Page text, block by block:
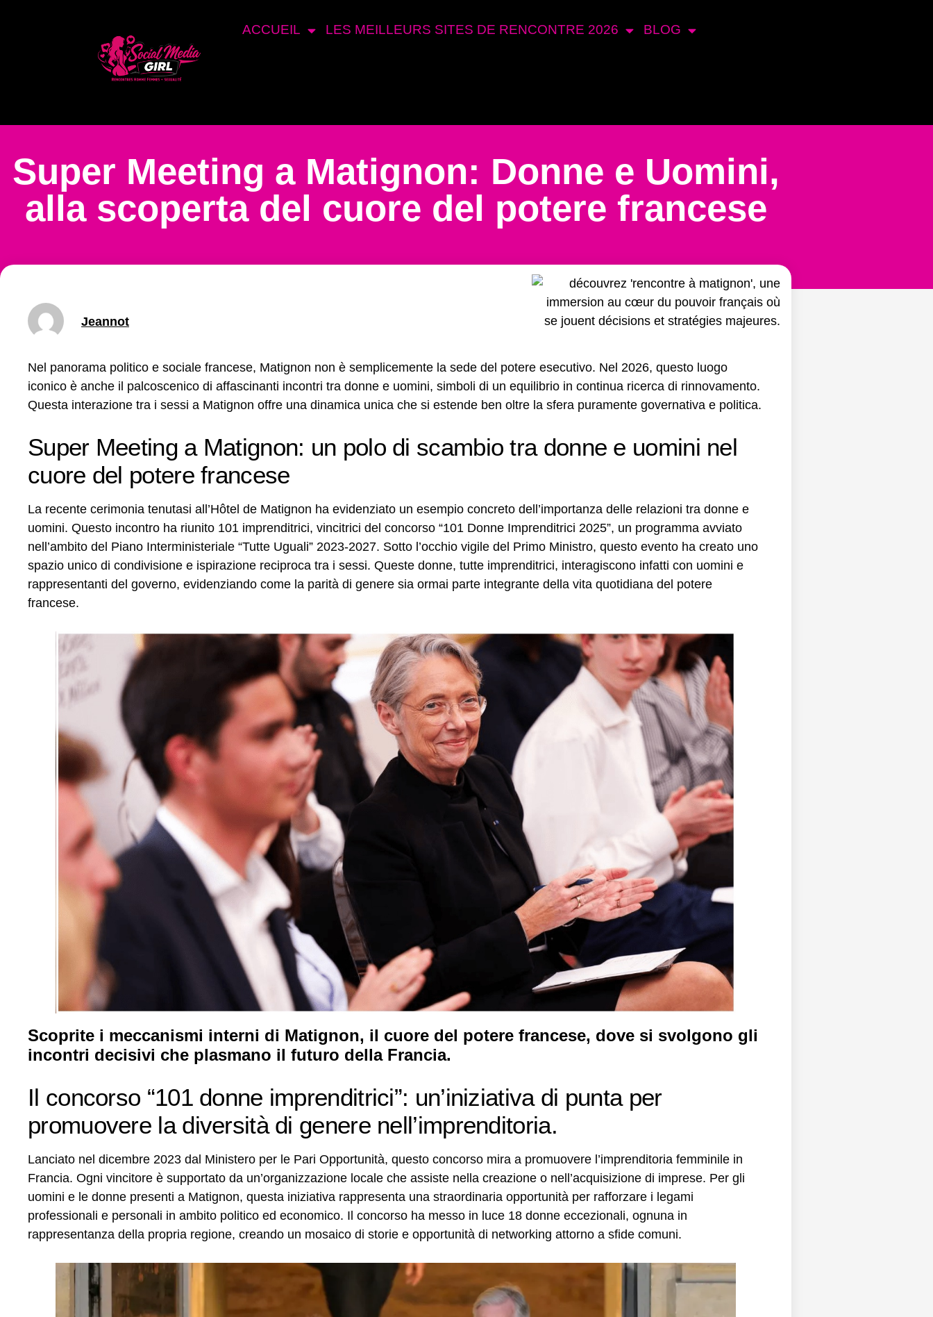
ACCUEIL LES MEILLEURS SITES DE RENCONTRE 2026 BLOG
Super Meeting a Matignon: Donne e Uomini,
alla scoperta del cuore del potere francese
Jeannot
Nel panorama politico e sociale francese, Matignon non è semplicemente la sede del potere esecutivo. Nel 2026, questo luogo
iconico è anche il palcoscenico di affascinanti incontri tra donne e uomini, simboli di un equilibrio in continua ricerca di rinnovamento.
Questa interazione tra i sessi a Matignon offre una dinamica unica che si estende ben oltre la sfera puramente governativa e politica.
Super Meeting a Matignon: un polo di scambio tra donne e uomini nel
cuore del potere francese
La recente cerimonia tenutasi all’Hôtel de Matignon ha evidenziato un esempio concreto dell’importanza delle relazioni tra donne e
uomini. Questo incontro ha riunito 101 imprenditrici, vincitrici del concorso “101 Donne Imprenditrici 2025”, un programma avviato
nell’ambito del Piano Interministeriale “Tutte Uguali” 2023-2027. Sotto l’occhio vigile del Primo Ministro, questo evento ha creato uno
spazio unico di condivisione e ispirazione reciproca tra i sessi. Queste donne, tutte imprenditrici, interagiscono infatti con uomini e
rappresentanti del governo, evidenziando come la parità di genere sia ormai parte integrante della vita quotidiana del potere
francese.
Scoprite i meccanismi interni di Matignon, il cuore del potere francese, dove si svolgono gli
incontri decisivi che plasmano il futuro della Francia.
Il concorso “101 donne imprenditrici”: un’iniziativa di punta per
promuovere la diversità di genere nell’imprenditoria.
Lanciato nel dicembre 2023 dal Ministero per le Pari Opportunità, questo concorso mira a promuovere l’imprenditoria femminile in
Francia. Ogni vincitore è supportato da un’organizzazione locale che assiste nella creazione o nell’acquisizione di imprese. Per gli
uomini e le donne presenti a Matignon, questa iniziativa rappresenta una straordinaria opportunità per rafforzare i legami
professionali e personali in ambito politico ed economico. Il concorso ha messo in luce 18 donne eccezionali, ognuna in
rappresentanza della propria regione, creando un mosaico di storie e opportunità di networking attorno a sfide comuni.